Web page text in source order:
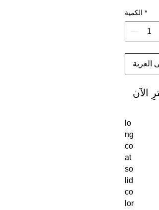
الكمية *
العربة
الآن
lo
ng
co
at
so
lid
co
lor